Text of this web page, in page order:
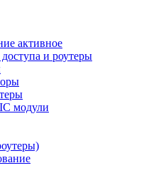
активное
и роутеры
модули